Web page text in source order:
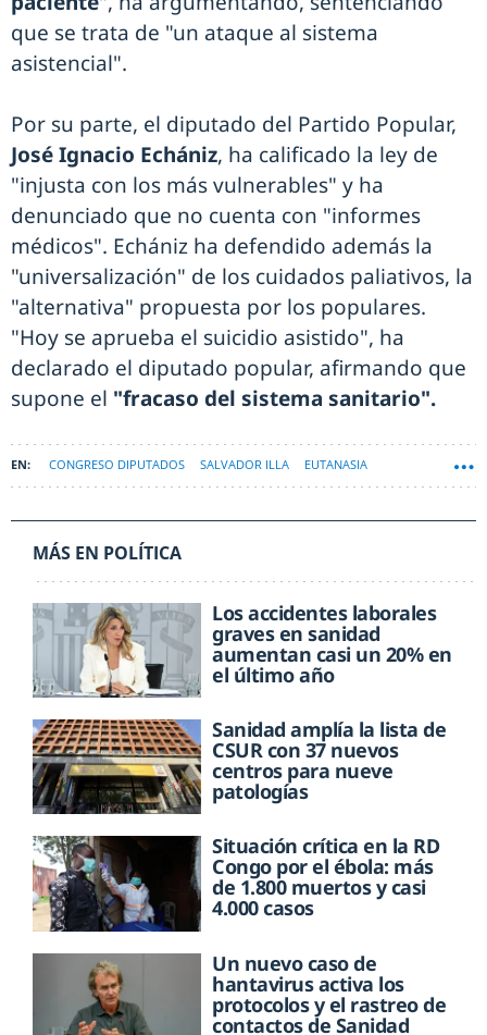
que se trata de "un ataque al sistema
asistencial".
Por su parte, el diputado del Partido Popular,
José Ignacio Echániz, ha calificado la ley de
"injusta con los más vulnerables" y ha
denunciado que no cuenta con "informes
médicos". Echániz ha defendido además la
"universalización" de los cuidados paliativos, la
"alternativa" propuesta por los populares.
"Hoy se aprueba el suicidio asistido", ha
declarado el diputado popular, afirmando que
supone el "fracaso del sistema sanitario".
CONGRESO DIPUTADOS SALVADOR ILLA EUTANASIA
MÁS EN POLÍTICA
Los accidentes laborales
graves en sanidad
aumentan casi un 20% en
el último año
Sanidad amplía la lista de
CSUR con 37 nuevos
centros para nueve
patologías
Situación crítica en la RD
Congo por el ébola: más
de 1.800 muertos y casi
4.000 casos
Un nuevo caso de
hantavirus activa los
protocolos y el rastreo de
contactos de Sanidad